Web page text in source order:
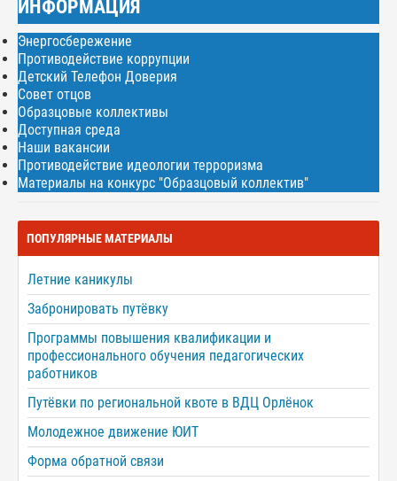
ИНФОРМАЦИЯ
Энергосбережение
Противодействие коррупции
Детский Телефон Доверия
Совет отцов
Образцовые коллективы
Доступная среда
Наши вакансии
Противодействие идеологии терроризма
Материалы на конкурс "Образцовый коллектив"
ПОПУЛЯРНЫЕ МАТЕРИАЛЫ
Летние каникулы
Забронировать путёвку
Программы повышения квалификации и
профессионального обучения педагогических
работников
Путёвки по региональной квоте в ВДЦ Орлёнок
Молодежное движение ЮИТ
Форма обратной связи